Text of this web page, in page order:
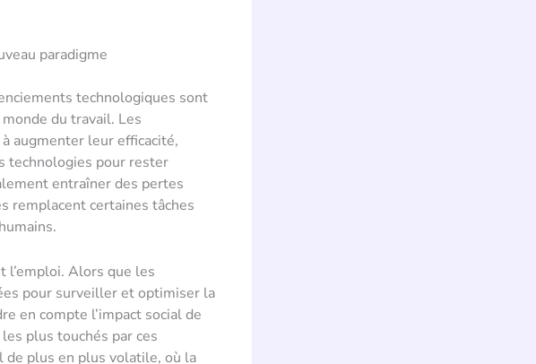
paradigme
technologiques sont
du travail. Les
augmenter leur efficacité,
technologies pour rester
entraîner des pertes
remplacent certaines tâches
l’emploi. Alors que les
pour surveiller et optimiser la
en compte l’impact social de
plus touchés par ces
de plus en plus volatile, où la